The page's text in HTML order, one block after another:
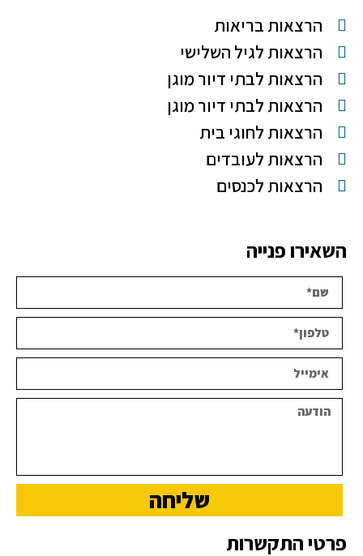
הרצאות בריאות
הרצאות לגיל השלישי
הרצאות לבתי דיור מוגן
הרצאות לבתי דיור מוגן
הרצאות לחוגי בית
הרצאות לעובדים
הרצאות לכנסים
השאירו פנייה
שליחה
פרטי התקשרות